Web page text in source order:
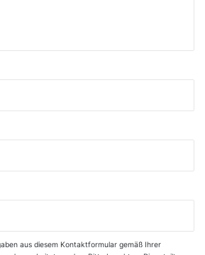
aus diesem Kontaktformular gemäß Ihrer